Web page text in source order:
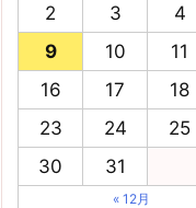
2
3 4
9
10 11
16
17 18
23
24 25
30
31
« 12月